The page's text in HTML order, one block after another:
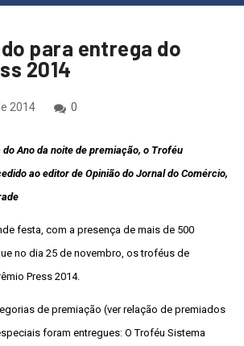
para entrega do
2014
2014 0
Ano da noite de premiação, o Troféu
ao editor de Opinião do Jornal do Comércio,
festa, com a presença de mais de 500
no dia 25 de novembro, os troféus de
Press 2014.
de premiação (ver relação de premiados
foram entregues: O Troféu Sistema